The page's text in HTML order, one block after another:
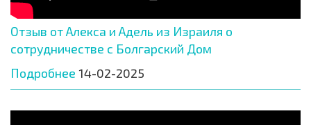
Отзыв от Алекса и Адель из Израиля о
сотрудничестве с Болгарский Дом
Подробнее 14-02-2025